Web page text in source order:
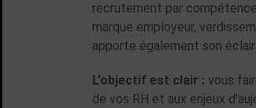
recrutement par
marque employeur,
apporte également son
L’objectif est clair : vous
de vos RH et aux enjeux